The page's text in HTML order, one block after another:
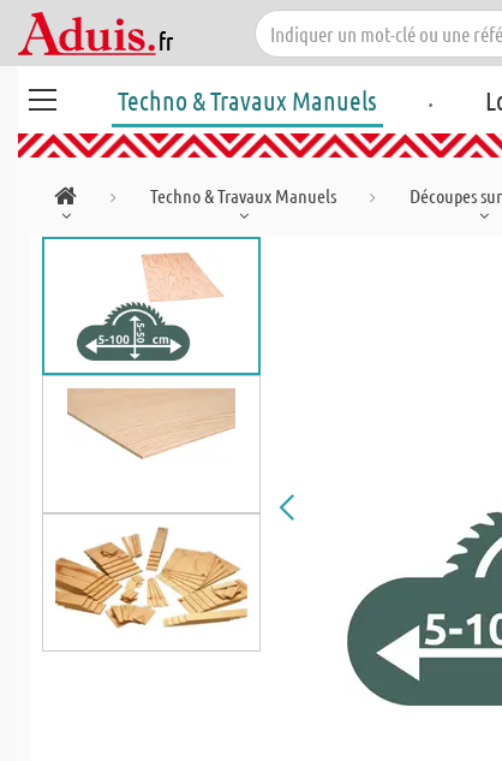
Techno & Travaux Manuels .
Techno & Travaux Manuels Découpes